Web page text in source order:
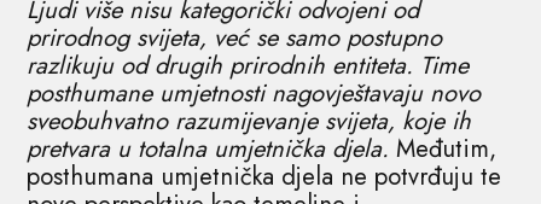
Ljudi više nisu kategorički odvojeni od
prirodnog svijeta, već se samo postupno
razlikuju od drugih prirodnih entiteta. Time
posthumane umjetnosti nagovještavaju novo
sveobuhvatno razumijevanje svijeta, koje ih
pretvara u totalna umjetnička djela. Međutim,
posthumana umjetnička djela ne potvrđuju te